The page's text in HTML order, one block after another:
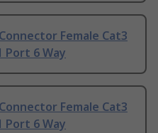
Female Cat3
Port 6 Way
Female Cat3
Port 6 Way